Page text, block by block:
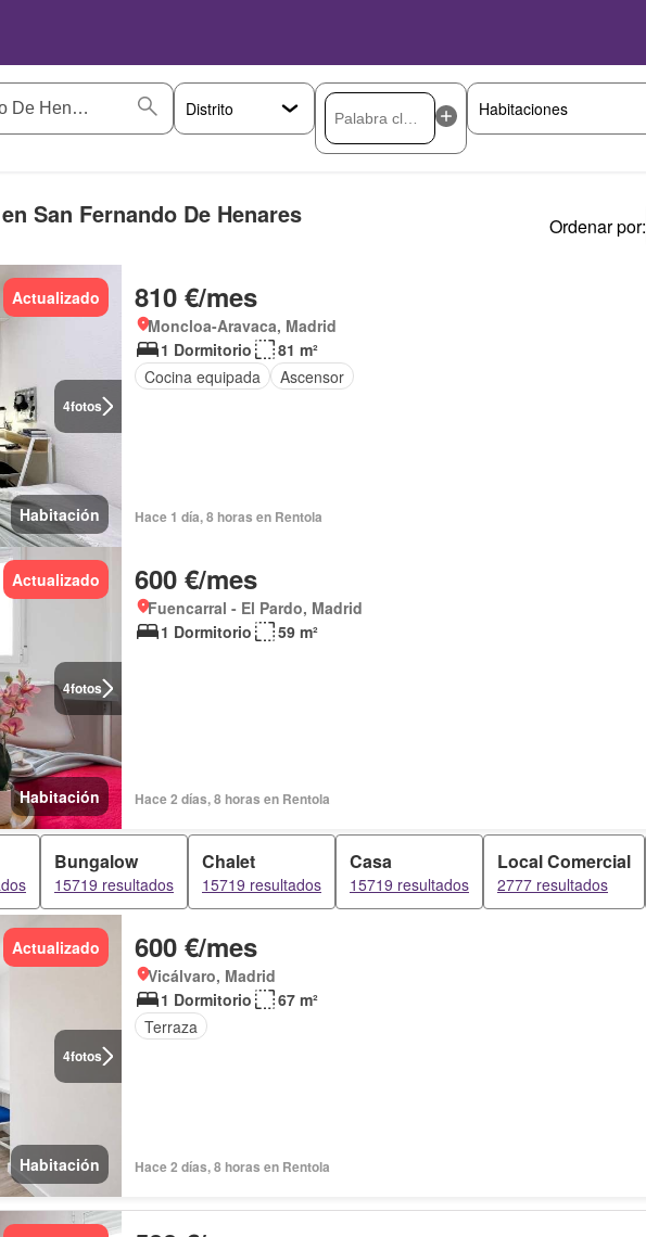
San Fernando De Henares Ordenar por:
4fotos
Actualizado
Habitación
810 €/mes
Moncloa-Aravaca, Madrid
1 Dormitorio
81 m²
Cocina equipada
Ascensor
Hace 1 día, 8 horas en Rentola
4fotos
Actualizado
Habitación
600 €/mes
Fuencarral - El Pardo, Madrid
1 Dormitorio
59 m²
Hace 2 días, 8 horas en Rentola
Bungalow
15719 resultados
Chalet
15719 resultados
Casa
15719 resultados
Local Comercial
2777 resultados
4fotos
Actualizado
Habitación
600 €/mes
Vicálvaro, Madrid
1 Dormitorio
67 m²
Terraza
Hace 2 días, 8 horas en Rentola